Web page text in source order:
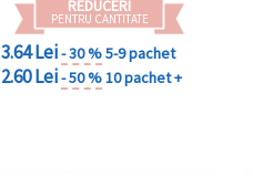
REDUCERI
PENTRU CANTITATE
3.64 Lei- 30 %5-9 pachet
2.60 Lei- 50 %10 pachet +